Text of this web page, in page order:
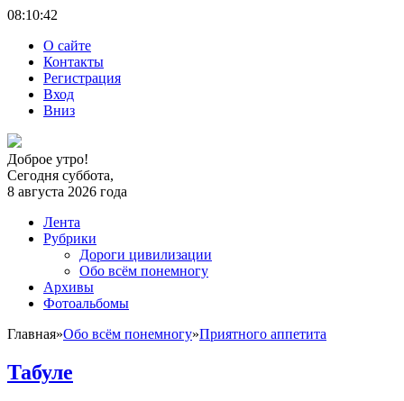
08:10:42
О сайте
Контакты
Регистрация
Вход
Вниз
Доброе утро!
Сегодня суббота,
8 августа 2026 года
Лента
Рубрики
Дороги цивилизации
Обо всём понемногу
Архивы
Фотоальбомы
Главная»Обо всём понемногу»Приятного аппетита
Табуле